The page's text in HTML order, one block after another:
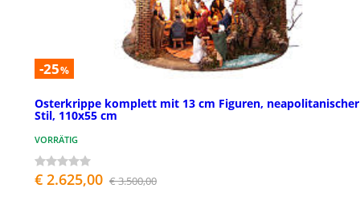
-25%
Osterkrippe komplett mit 13 cm Figuren, neapolitanischer
Stil, 110x55 cm
VORRÄTIG
€ 2.625,00 € 3.500,00